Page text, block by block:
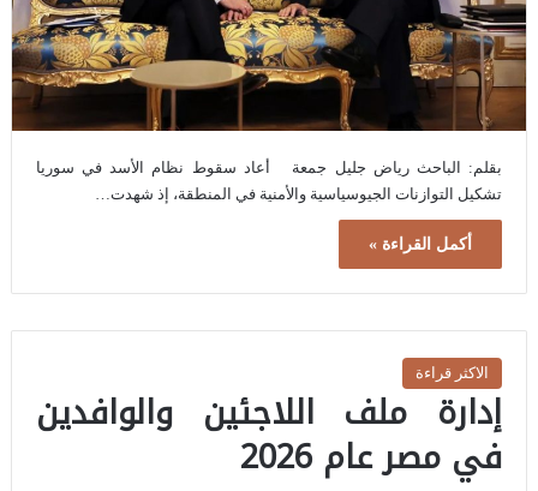
بقلم: الباحث رياض جليل جمعة أعاد سقوط نظام الأسد في سوريا
تشكيل التوازنات الجيوسياسية والأمنية في المنطقة، إذ شهدت…
أكمل القراءة »
الاكثر قراءة
إدارة ملف اللاجئين والوافدين
في مصر عام 2026